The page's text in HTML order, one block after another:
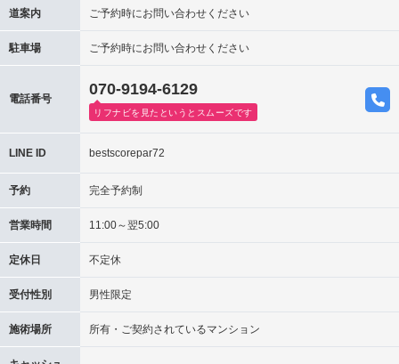
道案内 ご予約時にお問い合わせください
駐車場 ご予約時にお問い合わせください
電話番号
070-9194-6129
リフナビを見たというとスムーズです
LINE ID bestscorepar72
予約 完全予約制
営業時間 11:00～翌5:00
定休日 不定休
受付性別 男性限定
施術場所 所有・ご契約されているマンション